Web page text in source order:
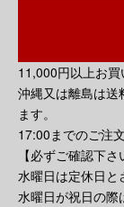
11,000円以上お
沖縄又は離島は送
ます。
17:00までのご注
【必ずご確認下さ
水曜日は定休日と
水曜日が祝日の際